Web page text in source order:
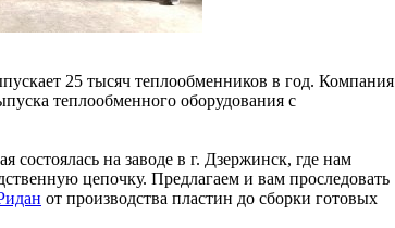
25 тысяч теплообменников в год. Компания
теплообменного оборудования с
на заводе в г. Дзержинск, где нам
цепочку. Предлагаем и вам проследовать
от производства пластин до сборки готовых